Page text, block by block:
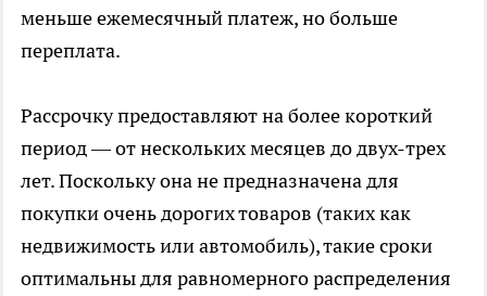
меньше ежемесячный платеж, но больше
переплата.
Рассрочку предоставляют на более короткий
период — от нескольких месяцев до двух-трех
лет. Поскольку она не предназначена для
покупки очень дорогих товаров (таких как
недвижимость или автомобиль), такие сроки
оптимальны для равномерного распределения